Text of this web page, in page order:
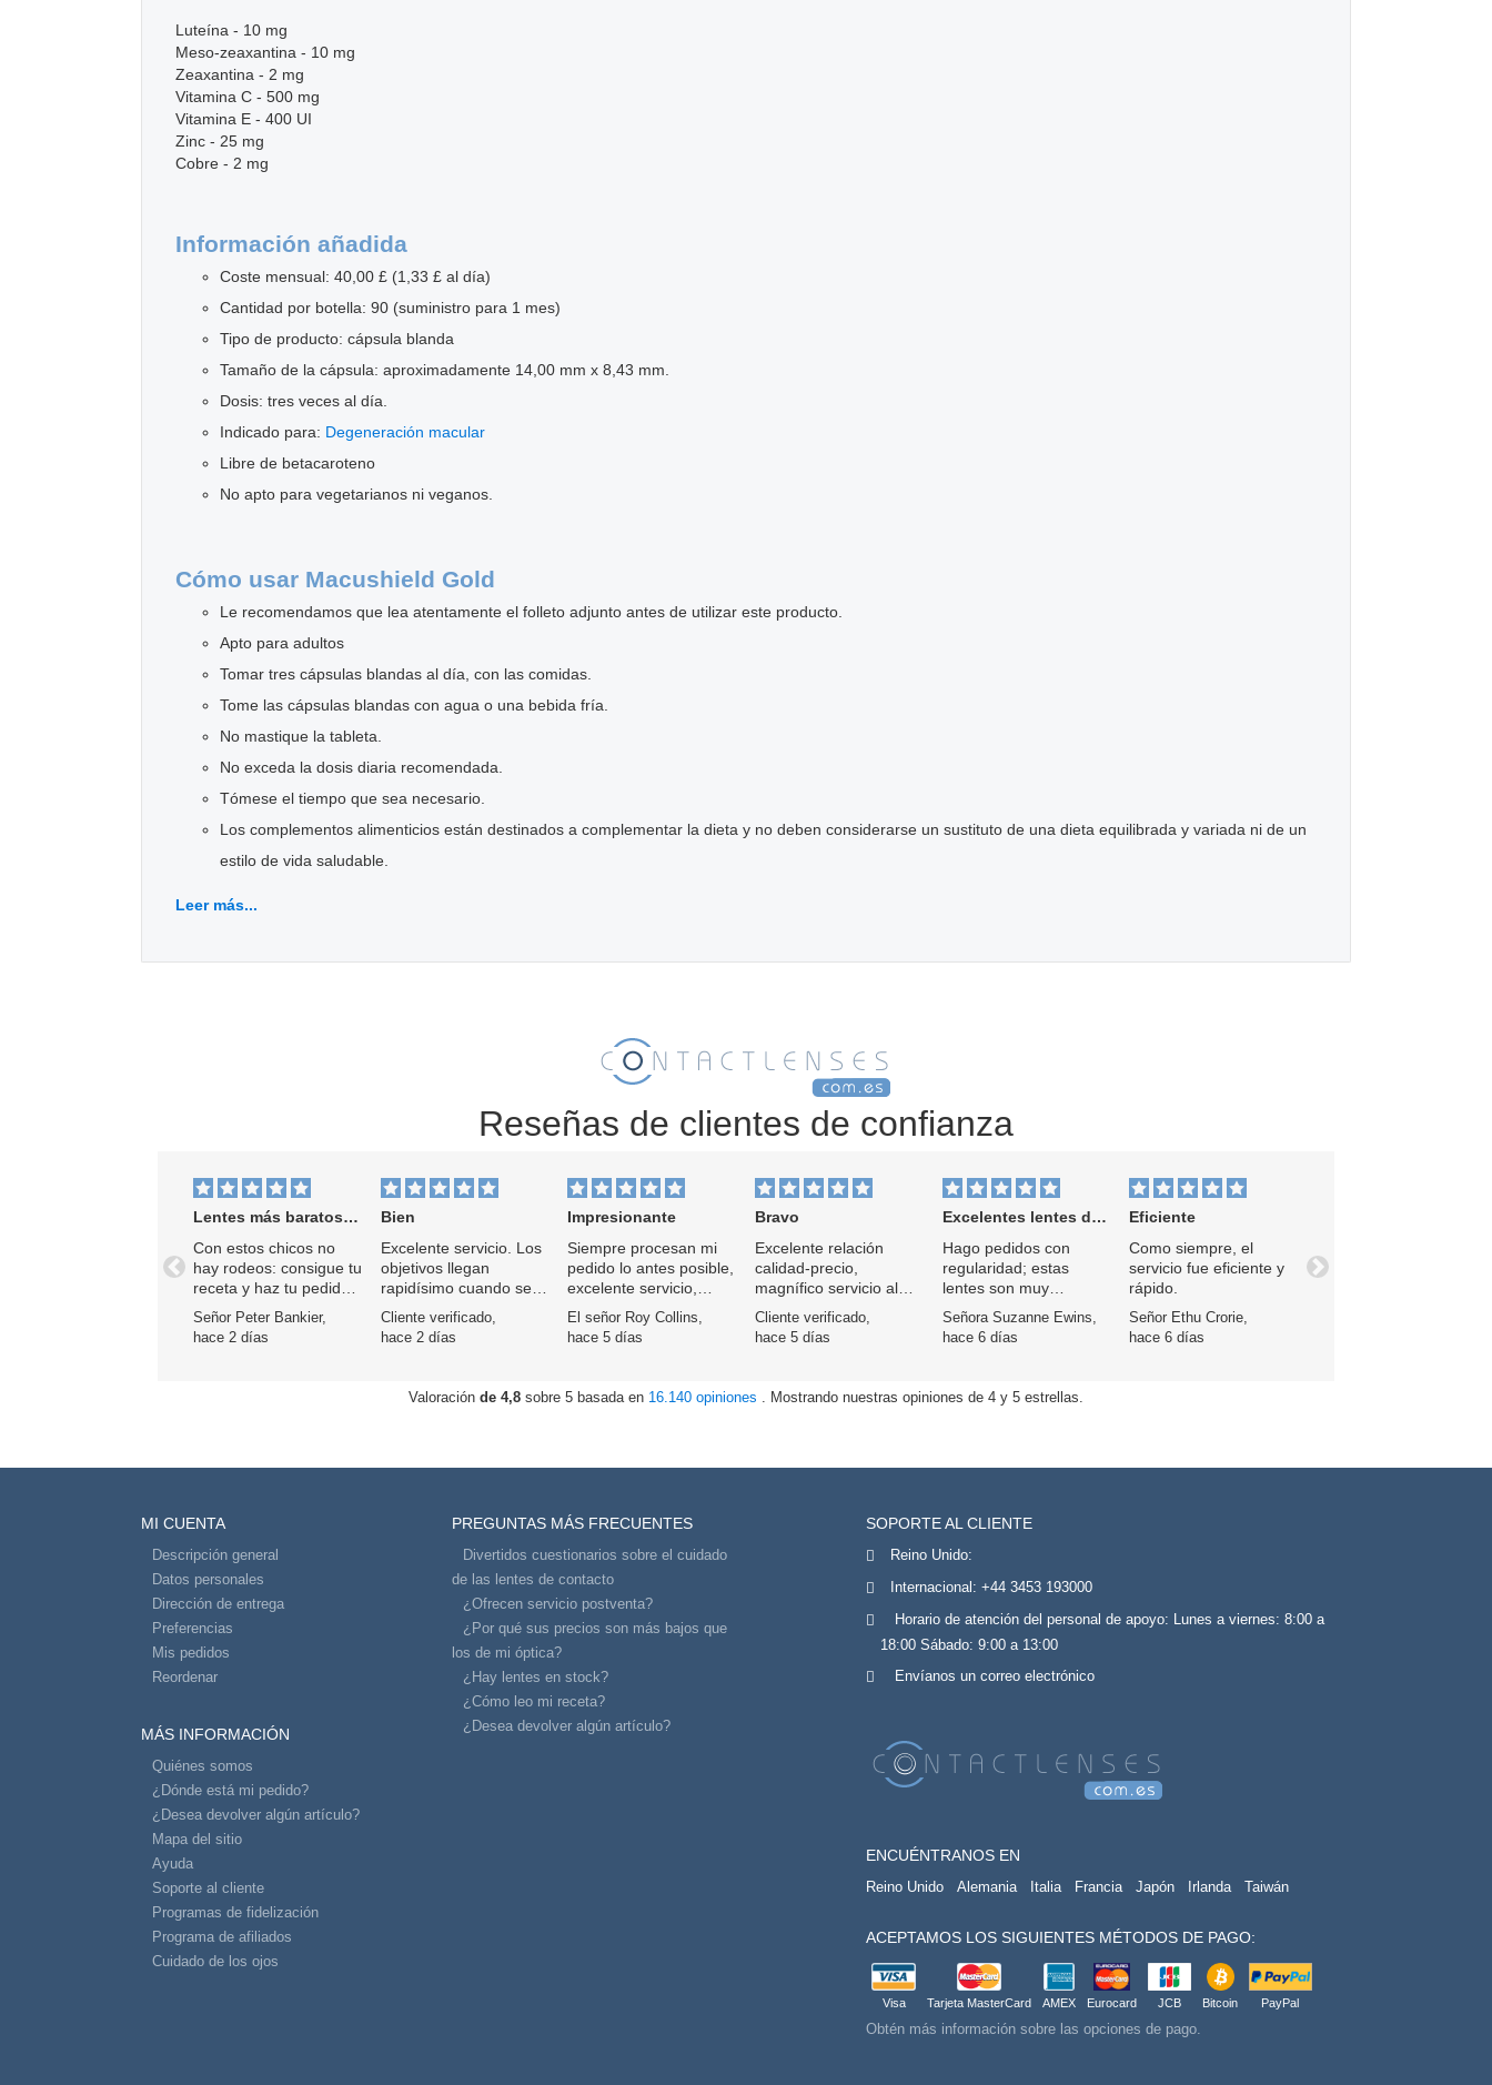
Luteína - 10 mg
Meso-zeaxantina - 10 mg
Zeaxantina - 2 mg
Vitamina C - 500 mg
Vitamina E - 400 UI
Zinc - 25 mg
Cobre - 2 mg
Información añadida
Coste mensual: 40,00 £ (1,33 £ al día)
Cantidad por botella: 90 (suministro para 1 mes)
Tipo de producto: cápsula blanda
Tamaño de la cápsula: aproximadamente 14,00 mm x 8,43 mm.
Dosis: tres veces al día.
Indicado para: Degeneración macular
Libre de betacaroteno
No apto para vegetarianos ni veganos.
Cómo usar Macushield Gold
Le recomendamos que lea atentamente el folleto adjunto antes de utilizar este producto.
Apto para adultos
Tomar tres cápsulas blandas al día, con las comidas.
Tome las cápsulas blandas con agua o una bebida fría.
No mastique la tableta.
No exceda la dosis diaria recomendada.
Tómese el tiempo que sea necesario.
Los complementos alimenticios están destinados a complementar la dieta y no deben considerarse un sustituto de una dieta equilibrada y variada ni de un
estilo de vida saludable.
Leer más...
Reseñas de clientes de confianza
Lentes más baratos aproximadamente
Con estos chicos no
hay rodeos: consigue tu
receta y haz tu pedido.
Entrega rápida y gran
variedad.
Señor Peter Bankier,
hace 2 días
Bien
Excelente servicio. Los
objetivos llegan
rapidísimo cuando se
piden.
Cliente verificado,
hace 2 días
Impresionante
Siempre procesan mi
pedido lo antes posible,
excelente servicio,
excelente
comunicación,
excelente precio 👍
El señor Roy Collins,
hace 5 días
Bravo
Excelente relación
calidad-precio,
magnífico servicio al
cliente y entrega
rápida. Soy cliente
desde hace años y no
Cliente verificado,
hace 5 días
Excelentes lentes de contacto
Hago pedidos con
regularidad; estas
lentes son muy
cómodas y fáciles de
usar.
Señora Suzanne Ewins,
hace 6 días
Eficiente
Como siempre, el
servicio fue eficiente y
rápido.
Señor Ethu Crorie,
hace 6 días
Anterior Próximo
Valoración de 4,8 sobre 5 basada en 16.140 opiniones . Mostrando nuestras opiniones de 4 y 5 estrellas.
MI CUENTA
Descripción general
Datos personales
Dirección de entrega
Preferencias
Mis pedidos
Reordenar
MÁS INFORMACIÓN
Quiénes somos
¿Dónde está mi pedido?
¿Desea devolver algún artículo?
Mapa del sitio
Ayuda
Soporte al cliente
Programas de fidelización
Programa de afiliados
Cuidado de los ojos
PREGUNTAS MÁS FRECUENTES
Divertidos cuestionarios sobre el cuidado
de las lentes de contacto
¿Ofrecen servicio postventa?
¿Por qué sus precios son más bajos que
los de mi óptica?
¿Hay lentes en stock?
¿Cómo leo mi receta?
¿Desea devolver algún artículo?
SOPORTE AL CLIENTE
Reino Unido:
Internacional:+44 3453 193000
Horario de atención del personal de apoyo: Lunes a viernes: 8:00 a
18:00 Sábado: 9:00 a 13:00
Envíanos un correo electrónico
ENCUÉNTRANOS EN
Reino Unido Alemania Italia Francia Japón Irlanda Taiwán
ACEPTAMOS LOS SIGUIENTES MÉTODOS DE PAGO:
Visa Tarjeta MasterCard AMEX Eurocard JCB Bitcoin PayPal
Obtén más información sobre las opciones de pago.